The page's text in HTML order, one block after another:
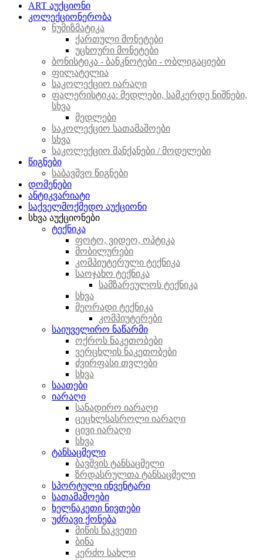
ART აუქციონი
კოლექციონერობა
ნუმიზმატიკა
ქართული მონეტები
უცხოური მონეტები
ბონისტიკა - ბანკნოტები - ობლიგაციები
ფილატელია
საკოლექციო იარაღი
ფალერისტიკა: მედლები, სამკერდე ნიშნები,
სხვა
მედლები
საკოლექციო სათამაშოები
სხვა
საკოლექციო მანქანები / მოდელები
წიგნები
საბავშვო წიგნები
დომენები
ანტიკვარიატი
საქველმოქმედო აუქციონი
სხვა აუქციონები
ტექნიკა
ფოტო, ვიდეო, ოპტიკა
მობილურები
კომპიუტერული ტექნიკა
საოჯახო ტექნიკა
სამზარეულოს ტექნიკა
სხვა
მეორადი ტექნიკა
კომპიუტერები
საიუველირო ნაწარმი
ოქროს ნაკეთობები
ვერცხლის ნაკეთობები
ძვირფასი თვლები
სხვა
საათები
იარაღი
სანადირო იარაღი
ცეცხლსასროლი იარაღი
ცივი იარაღი
სხვა
ტანსაცმელი
ბავშვის ტანსაცმელი
ზრდასრულთა ტანსაცმელი
სპორტული ინვენტარი
სათამაშოები
ხელნაკეთი ნივთები
უძრავი ქონება
მიწის ნაკვეთი
ბინა
კერძო სახლი